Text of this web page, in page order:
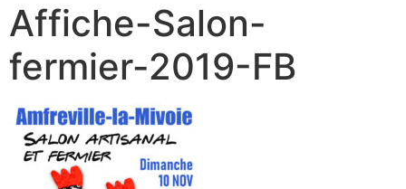
Affiche-Salon-
fermier-2019-FB